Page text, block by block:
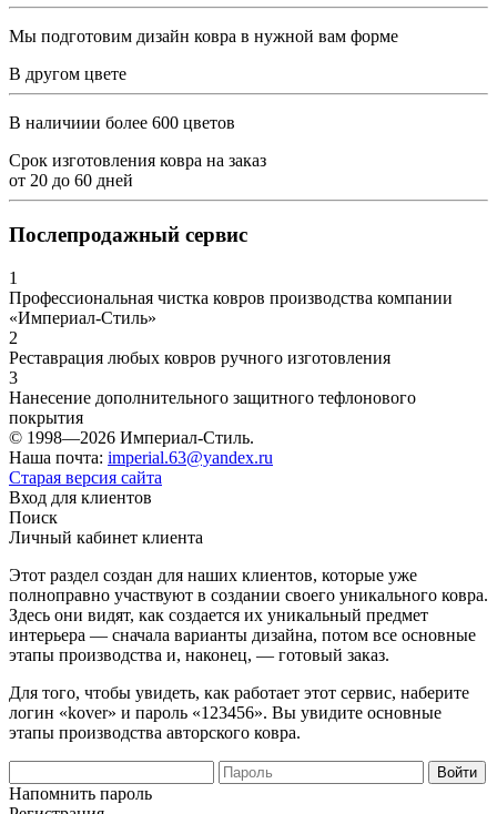
Мы подготовим дизайн ковра в нужной вам форме
В другом цвете
В наличиии более 600 цветов
Срок изготовления ковра на заказ
от 20 до 60 дней
Послепродажный сервис
1
Профессиональная чистка ковров производства компании
«Империал-Стиль»
2
Реставрация любых ковров ручного изготовления
3
Нанесение дополнительного защитного тефлонового
покрытия
© 1998—2026 Империал-Стиль.
Наша почта: imperial.63@yandex.ru
Старая версия сайта
Вход для клиентов
Поиск
Личный кабинет клиента
Этот раздел создан для наших клиентов, которые уже
полноправно участвуют в создании своего уникального ковра.
Здесь они видят, как создается их уникальный предмет
интерьера — сначала варианты дизайна, потом все основные
этапы производства и, наконец, — готовый заказ.
Для того, чтобы увидеть, как работает этот сервис, наберите
логин «kover» и пароль «123456». Вы увидите основные
этапы производства авторского ковра.
Напомнить пароль